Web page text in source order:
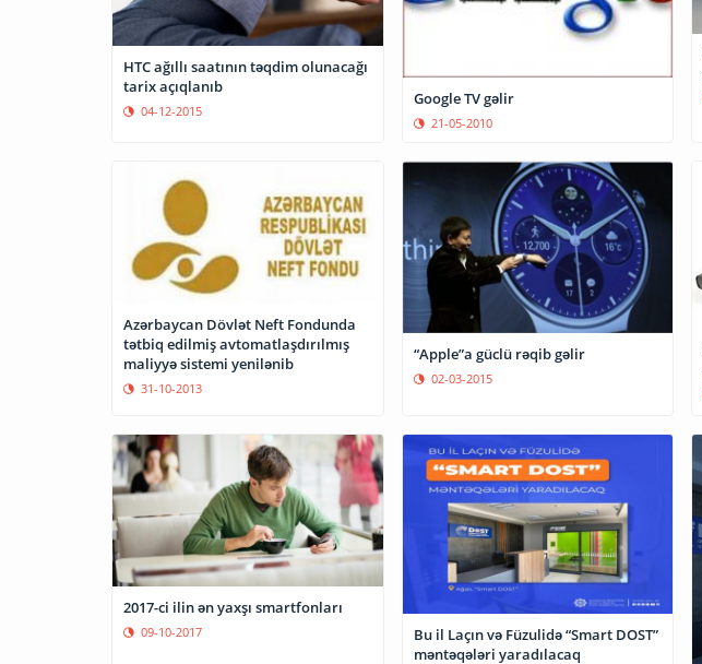
HTC ağıllı saatının təqdim olunacağı
tarix açıqlanıb
04-12-2015
Google TV gəlir
21-05-2010
Azərbaycan Dövlət Neft Fondunda
tətbiq edilmiş avtomatlaşdırılmış
maliyyə sistemi yenilənib
31-10-2013
“Apple”a güclü rəqib gəlir
02-03-2015
2017-ci ilin ən yaxşı smartfonları
09-10-2017
Bu il Laçın və Füzulidə “Smart DOST”
məntəqələri yaradılacaq